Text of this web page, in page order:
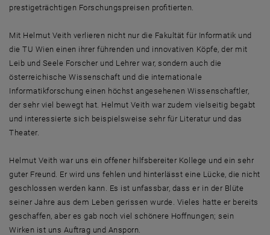
prestigeträchtigen Forschungspreisen profitierten.
Mit Helmut Veith verlieren nicht nur die Fakultät für Informatik und
die TU Wien einen ihrer führenden und innovativen Köpfe, der mit
Leib und Seele Forscher und Lehrer war, sondern auch die
österreichische Wissenschaft und die internationale
Informatikforschung einen höchst angesehenen Wissenschaftler,
der sehr viel bewegt hat. Helmut Veith war zudem vielseitig begabt
und interessierte sich beispielsweise sehr für Literatur und das
Theater.
Helmut Veith war uns ein offener hilfsbereiter Kollege und ein sehr
guter Freund. Er wird uns fehlen und hinterlässt eine Lücke, die nicht
geschlossen werden kann. Es ist unfassbar, dass er in der Blüte
seiner Jahre aus dem Leben gerissen wurde. Vieles hatte er bereits
geschaffen, aber es gab noch viel schönere Hoffnungen; sein
Wirken ist uns Auftrag und Ansporn.